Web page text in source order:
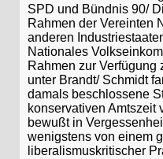
SPD und Bündnis 90/
Rahmen der Vereinten
anderen
Nationales
Rahmen zur
unter Brandt/ Schmidt
damals beschlossene
konservativen
bewußt in
wenigstens von einem
liberalismuskritischer